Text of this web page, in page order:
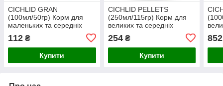
CICHLID GRAN
(100мл/50гр) Корм для
маленьких та середніх
цихлідів в гранулах (12шт/
уп)
112 ₴
Купити
CICHLID PELLETS
(250мл/115гр) Корм для
великих та середніх
цихлідів в гранулах (6шт/
уп)
254₴
Купити
уп)
852